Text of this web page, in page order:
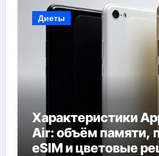
Диеты
Характеристики
Air: объём памяти,
eSIM и цветовые